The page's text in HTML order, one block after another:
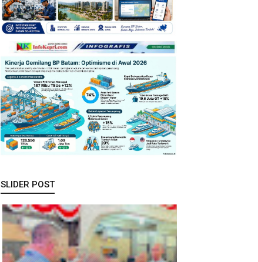
SLIDER POST